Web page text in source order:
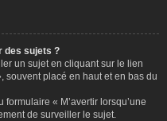
des sujets ?
un sujet en cliquant sur le lien
souvent placé en haut et en bas du
« M’avertir lorsqu’une
de surveiller le sujet.